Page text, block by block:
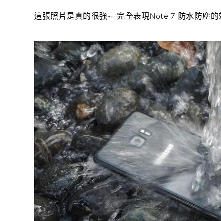
這張照片是真的很強~ 完全表現Note 7 防水防塵的